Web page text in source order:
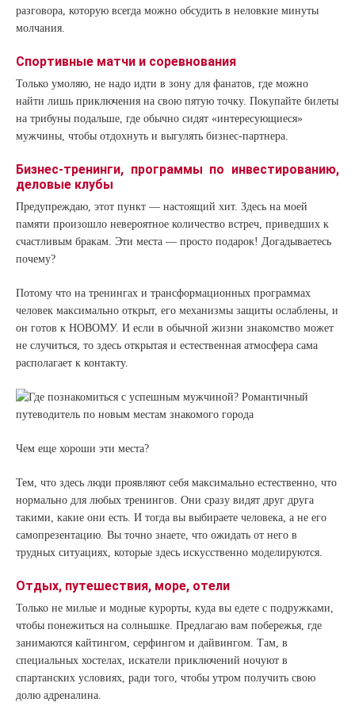
разговора, которую всегда можно обсудить в неловкие минуты
молчания.
Спортивные матчи и соревнования
Только умоляю, не надо идти в зону для фанатов, где можно
найти лишь приключения на свою пятую точку. Покупайте билеты
на трибуны подальше, где обычно сидят «интересующиеся»
мужчины, чтобы отдохнуть и выгулять бизнес-партнера.
Бизнес-тренинги, программы по инвестированию,
деловые клубы
Предупреждаю, этот пункт — настоящий хит. Здесь на моей
памяти произошло невероятное количество встреч, приведших к
счастливым бракам. Эти места — просто подарок! Догадываетесь
почему?
Потому что на тренингах и трансформационных программах
человек максимально открыт, его механизмы защиты ослаблены, и
он готов к НОВОМУ. И если в обычной жизни знакомство может
не случиться, то здесь открытая и естественная атмосфера сама
располагает к контакту.
Чем еще хороши эти места?
Тем, что здесь люди проявляют себя максимально естественно, что
нормально для любых тренингов. Они сразу видят друг друга
такими, какие они есть. И тогда вы выбираете человека, а не его
самопрезентацию. Вы точно знаете, что ожидать от него в
трудных ситуациях, которые здесь искусственно моделируются.
Отдых, путешествия, море, отели
Только не милые и модные курорты, куда вы едете с подружками,
чтобы понежиться на солнышке. Предлагаю вам побережья, где
занимаются кайтингом, серфингом и дайвингом. Там, в
специальных хостелах, искатели приключений ночуют в
спартанских условиях, ради того, чтобы утром получить свою
долю адреналина.